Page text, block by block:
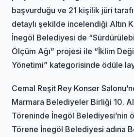
başvurduğu ve 21 kişilik jüri
detaylı şekilde incelendiği Altın
İnegöl Belediyesi de
Ölçüm Ağı” projesi ile “İklim
Yönetimi” kategorisinde ödüle
Cemal Reşit Rey Konser
Marmara Belediyeler Birliği 10.
Töreninde İnegöl Belediyesi’nin
Törene İnegöl Belediyesi adına